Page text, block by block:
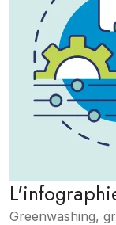
Greenwashing,